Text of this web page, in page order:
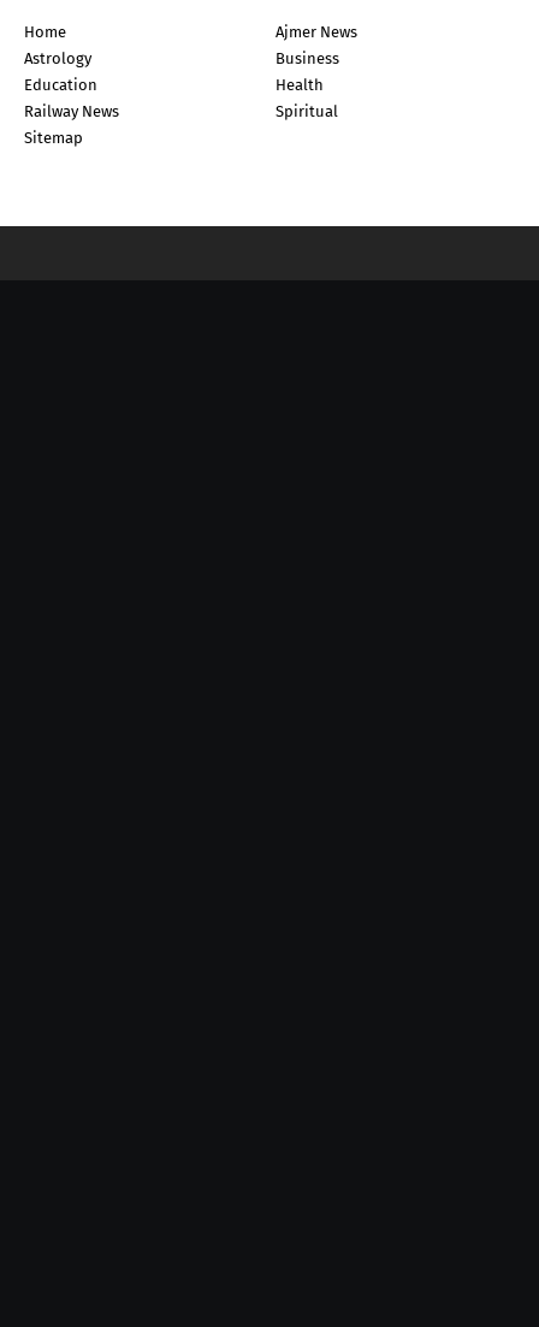
Home
Ajmer News
Astrology
Business
Education
Health
Railway News
Spiritual
Sitemap